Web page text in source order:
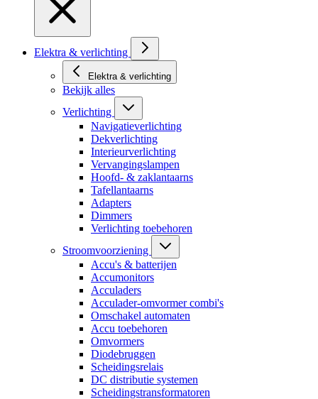
Elektra & verlichting
Elektra & verlichting
Bekijk alles
Verlichting
Navigatieverlichting
Dekverlichting
Interieurverlichting
Vervangingslampen
Hoofd- & zaklantaarns
Tafellantaarns
Adapters
Dimmers
Verlichting toebehoren
Stroomvoorziening
Accu's & batterijen
Accumonitors
Acculaders
Acculader-omvormer combi's
Omschakel automaten
Accu toebehoren
Omvormers
Diodebruggen
Scheidingsrelais
DC distributie systemen
Scheidingstransformatoren